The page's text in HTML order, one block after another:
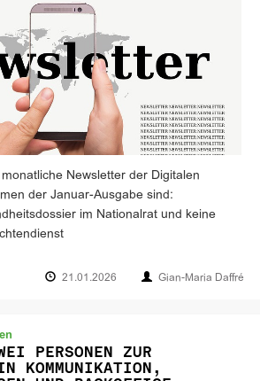
Newsletter der Digitalen
der Januar-Ausgabe sind:
im Nationalrat und keine
21.01.2026 Gian-Maria Daffré
PERSONEN ZUR
KOMMUNIKATION,